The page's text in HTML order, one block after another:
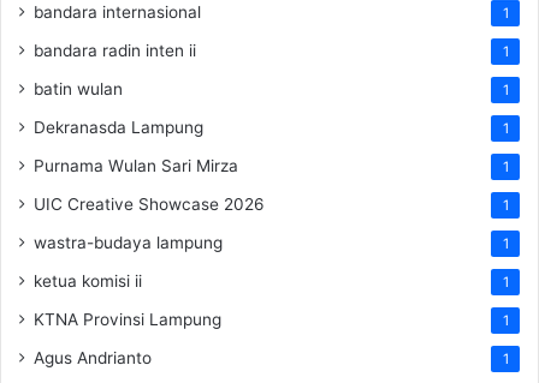
bandara internasional 1
bandara radin inten ii 1
batin wulan 1
Dekranasda Lampung 1
Purnama Wulan Sari Mirza 1
UIC Creative Showcase 2026 1
wastra-budaya lampung 1
ketua komisi ii 1
KTNA Provinsi Lampung 1
Agus Andrianto 1